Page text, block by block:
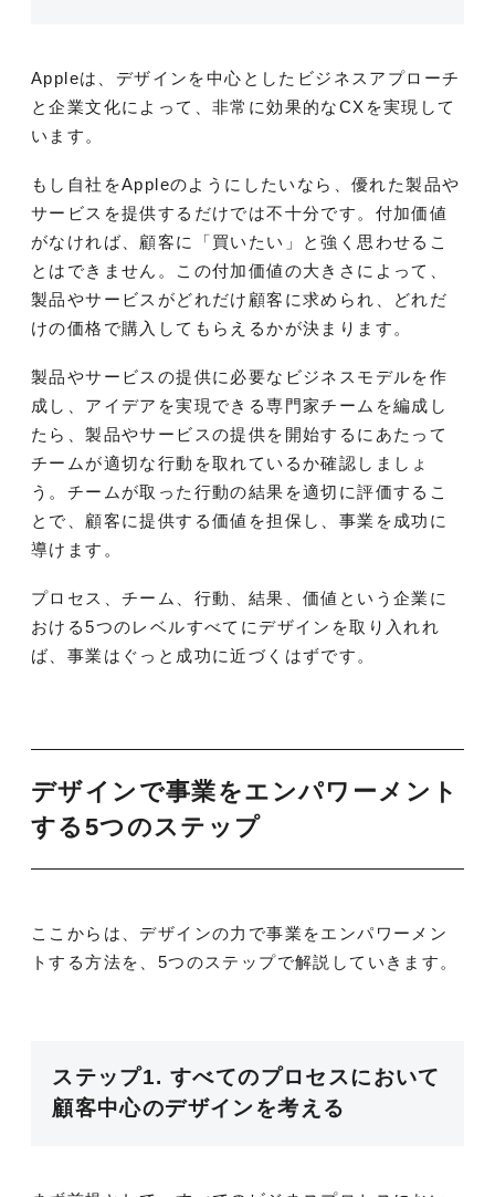
Appleは、デザインを中心としたビジネスアプローチ
と企業文化によって、非常に効果的なCXを実現して
います。
もし自社をAppleのようにしたいなら、優れた製品や
サービスを提供するだけでは不十分です。付加価値
がなければ、顧客に「買いたい」と強く思わせるこ
とはできません。この付加価値の大きさによって、
製品やサービスがどれだけ顧客に求められ、どれだ
けの価格で購入してもらえるかが決まります。
製品やサービスの提供に必要なビジネスモデルを作
成し、アイデアを実現できる専門家チームを編成し
たら、製品やサービスの提供を開始するにあたって
チームが適切な行動を取れているか確認しましょ
う。チームが取った行動の結果を適切に評価するこ
とで、顧客に提供する価値を担保し、事業を成功に
導けます。
プロセス、チーム、行動、結果、価値という企業に
おける5つのレベルすべてにデザインを取り入れれ
ば、事業はぐっと成功に近づくはずです。
デザインで事業をエンパワーメント
する5つのステップ
ここからは、デザインの力で事業をエンパワーメン
トする方法を、5つのステップで解説していきます。
ステップ1. すべてのプロセスにおいて
顧客中心のデザインを考える